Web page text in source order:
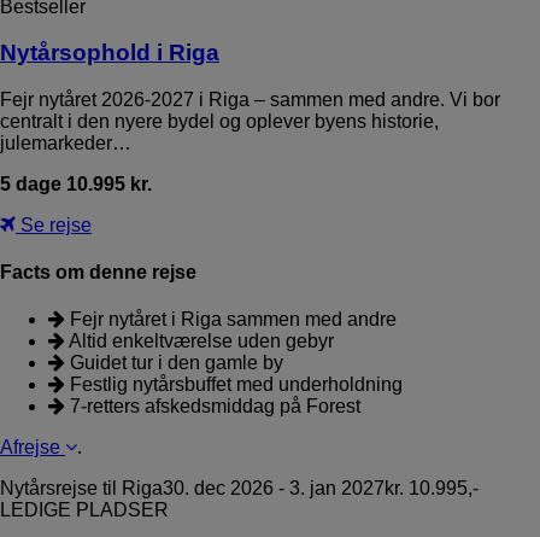
Bestseller
Nytårsophold i Riga
Fejr nytåret 2026-2027 i Riga – sammen med andre. Vi bor
centralt i den nyere bydel og oplever byens historie,
julemarkeder…
5 dage 10.995 kr.
Se rejse
Facts om denne rejse
Fejr nytåret i Riga sammen med andre
Altid enkeltværelse uden gebyr
Guidet tur i den gamle by
Festlig nytårsbuffet med underholdning
7-retters afskedsmiddag på Forest
Afrejse
.
Nytårsrejse til Riga30. dec 2026 - 3. jan 2027kr. 10.995,-
LEDIGE PLADSER